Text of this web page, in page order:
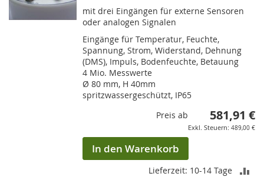
mit drei Eingängen für externe Sensoren
oder analogen Signalen
Eingänge für Temperatur, Feuchte,
Spannung, Strom, Widerstand, Dehnung
(DMS), Impuls, Bodenfeuchte, Betauung
4 Mio. Messwerte
Ø 80 mm, H 40mm
spritzwassergeschützt, IP65
581,91 €
489,00 €
Preis ab
In den Warenkorb
Lieferzeit: 10-14 Tage